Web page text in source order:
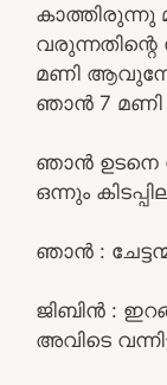
കാത്തിരുന്നു
മണി
ഞാൻ 7 മണി
ഞാൻ ഉടനെ
ഒന്നും
ഞാൻ :
ജിബിൻ :
അവിടെ